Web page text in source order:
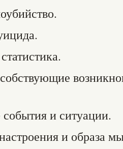
и ситуации.
и образа